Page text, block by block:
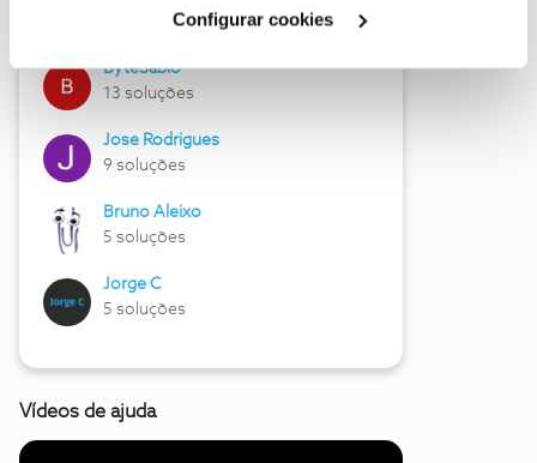
Configurar cookies
17 soluções
ByteSábio
13 soluções
Jose Rodrigues
9 soluções
Bruno Aleixo
5 soluções
Jorge C
5 soluções
Vídeos de ajuda